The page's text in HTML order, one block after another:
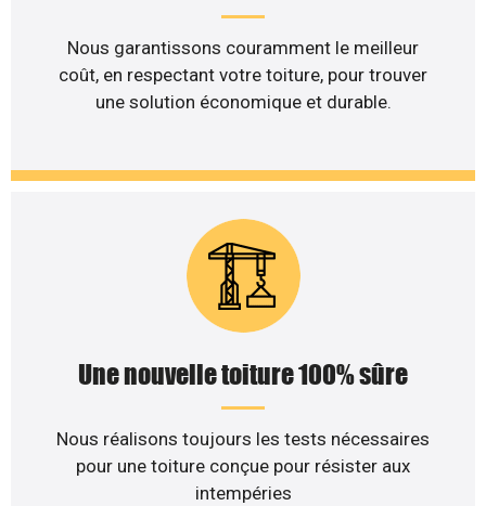
Nous garantissons couramment le meilleur
coût, en respectant votre toiture, pour trouver
une solution économique et durable.
Une nouvelle toiture 100% sûre
Nous réalisons toujours les tests nécessaires
pour une toiture conçue pour résister aux
intempéries